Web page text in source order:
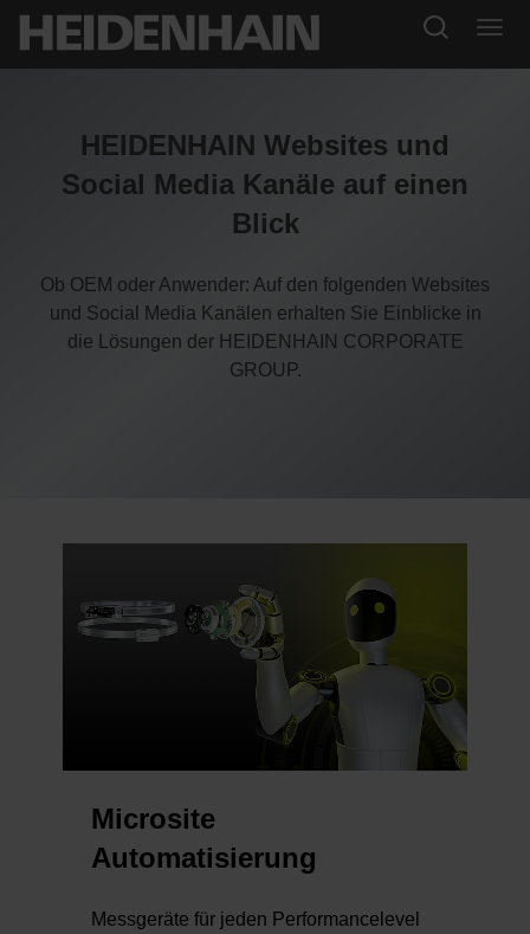
HEIDENHAIN Websites und
Social Media Kanäle auf einen
Blick
Ob OEM oder Anwender: Auf den folgenden Websites
und Social Media Kanälen erhalten Sie Einblicke in
die Lösungen der HEIDENHAIN CORPORATE
GROUP.
Microsite
Automatisierung
Messgeräte für jeden Performancelevel